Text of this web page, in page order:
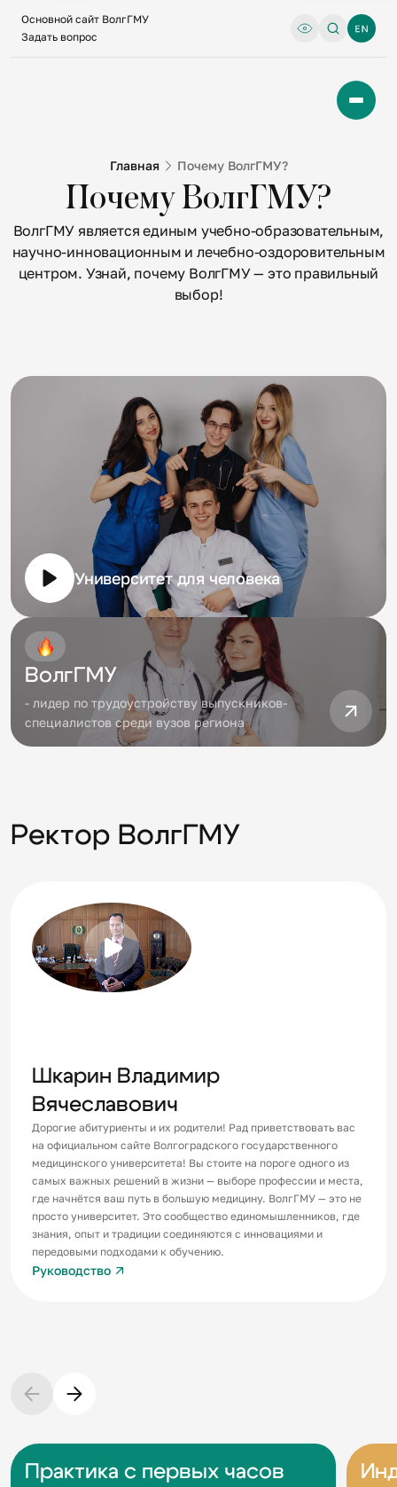
Основной сайт ВолгГМУ
Задать вопрос
Главная Почему ВолгГМУ?
Почему ВолгГМУ?
ВолгГМУ является единым учебно-образовательным,
научно-инновационным и лечебно-оздоровительным
центром. Узнай, почему ВолгГМУ — это правильный
выбор!
Университет для человека
ВолгГМУ
- лидер по трудоустройству выпускников-
специалистов среди вузов региона
Ректор ВолгГМУ
Open
video
Шкарин Владимир
Вячеславович
Дорогие абитуриенты и их родители! Рад приветствовать вас
на официальном сайте Волгоградского государственного
медицинского университета! Вы стоите на пороге одного из
самых важных решений в жизни — выборе профессии и места,
где начнётся ваш путь в большую медицину. ВолгГМУ — это не
просто университет. Это сообщество единомышленников, где
знания, опыт и традиции соединяются с инновациями и
передовыми подходами к обучению.
Руководство
Практика с первых часов